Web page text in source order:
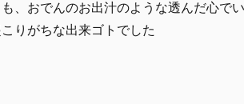
、おでんのお出汁のような透んだ心で
りがちな出来ゴトでした